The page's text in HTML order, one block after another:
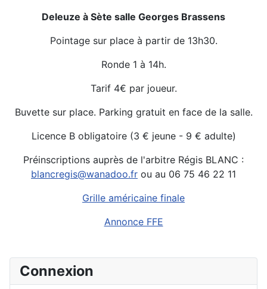
Deleuze à Sète salle Georges Brassens
Pointage sur place à partir de 13h30.
Ronde 1 à 14h.
Tarif 4€ par joueur.
Buvette sur place. Parking gratuit en face de la salle.
Licence B obligatoire (3 € jeune - 9 € adulte)
Préinscriptions auprès de l'arbitre Régis BLANC :
blancregis@wanadoo.fr ou au 06 75 46 22 11
Grille américaine finale
Annonce FFE
Connexion